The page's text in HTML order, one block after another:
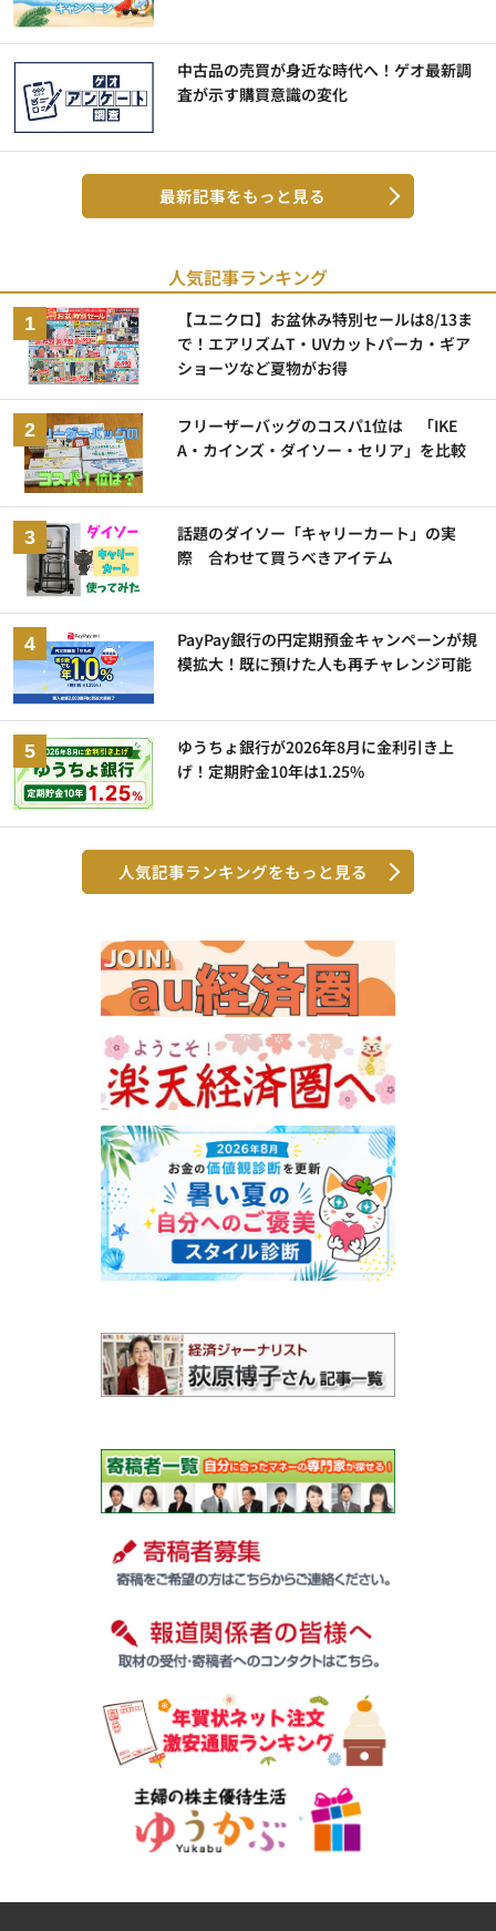
中古品の売買が身近な時代へ！ゲオ最新調
査が示す購買意識の変化
最新記事をもっと見る
人気記事ランキング
【ユニクロ】お盆休み特別セールは8/13ま
で！エアリズムT・UVカットパーカ・ギア
ショーツなど夏物がお得
フリーザーバッグのコスパ1位は 「IKE
A・カインズ・ダイソー・セリア」を比較
話題のダイソー「キャリーカート」の実
際 合わせて買うべきアイテム
PayPay銀行の円定期預金キャンペーンが規
模拡大！既に預けた人も再チャレンジ可能
ゆうちょ銀行が2026年8月に金利引き上
げ！定期貯金10年は1.25%
人気記事ランキングをもっと見る